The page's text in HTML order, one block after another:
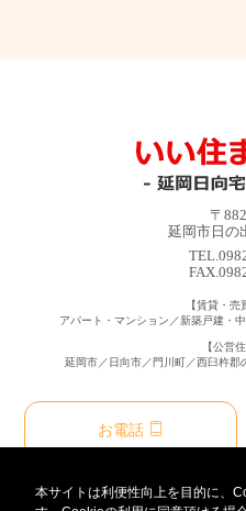
本サイトは利便性向上を目的に、
〒
延岡市日の
【賃貸・売
アパート・マンション／新築戸建・
【公営
延岡市／日向市／門川町／西臼杵郡
お電話